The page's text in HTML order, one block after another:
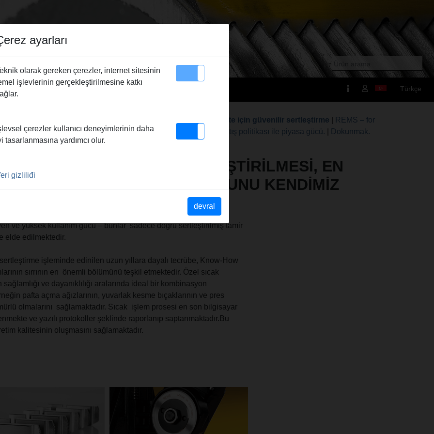
Site Haritası Irtibat Türkçe
üretim – REMS kalite ürünlerinin garantörü. En yüksek kalite için güvenilir sertleştirme
REMS – for
|REMS - Uzman bayilerin iş ortağı|REMS – mantıklı ürün ve satış politikası ile piyasa gücü.
Dokunmak.
- Her yerde hazır bulunmakta
ŞEKILDE SERTLEŞTIRILMESI, EN
ÖNEMLIDIR. BU YÜZDEN BUNU KENDIMIZ
ve yüksek kullanım gücü – bunlar sadece doğru sertleştirilmiş tamir
elde edilmektedir.
işleminde edinilen uzun yıllara dayalı tecrübe, Know-How
sırrının en önemli bölümünü teşkil etmektedir. Özel sıcak
sağlamlığı ve dayanıklılığı aralarında ideal bir kombinasyon
pafta açma ağızlarının, yuvarlak kesme bıçaklarının ve pres
olmalarını sağlamaktadır. Sıcak işlem prosesi en son bilgisayar
ve yazılı protokoller şeklinde raporlanıp saptanmaktadır.Bu
kalitesinin oluşmasını sağlamaktadır.
ayarları
olarak gereken çerezler, internet sitesinin
işlevlerinin gerçekleştirilmesine katkı
çerezler kullanıcı deneyimlerinin daha
tasarlanmasına yardımcı olur.
gizliliđi
devral